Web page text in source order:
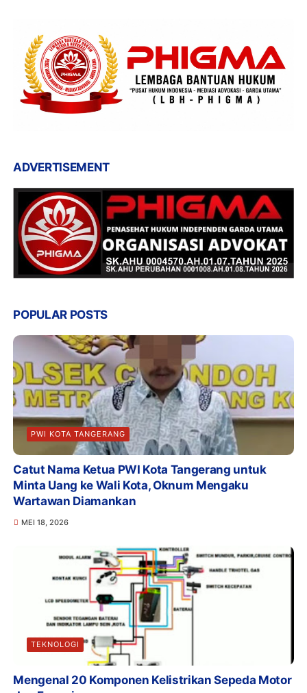
ADVERTISEMENT
POPULAR POSTS
PWI KOTA TANGERANG
Catut Nama Ketua PWI Kota Tangerang untuk
Minta Uang ke Wali Kota, Oknum Mengaku
Wartawan Diamankan
MEI 18, 2026
TEKNOLOGI
Mengenal 20 Komponen Kelistrikan Sepeda Motor